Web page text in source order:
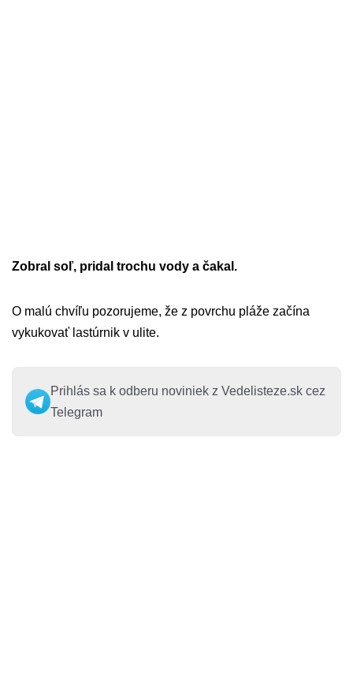
Zobral soľ, pridal trochu vody a čakal.
O malú chvíľu pozorujeme, že z povrchu pláže začína
vykukovať lastúrnik v ulite.
Prihlás sa k odberu noviniek z Vedelisteze.sk cez
Telegram